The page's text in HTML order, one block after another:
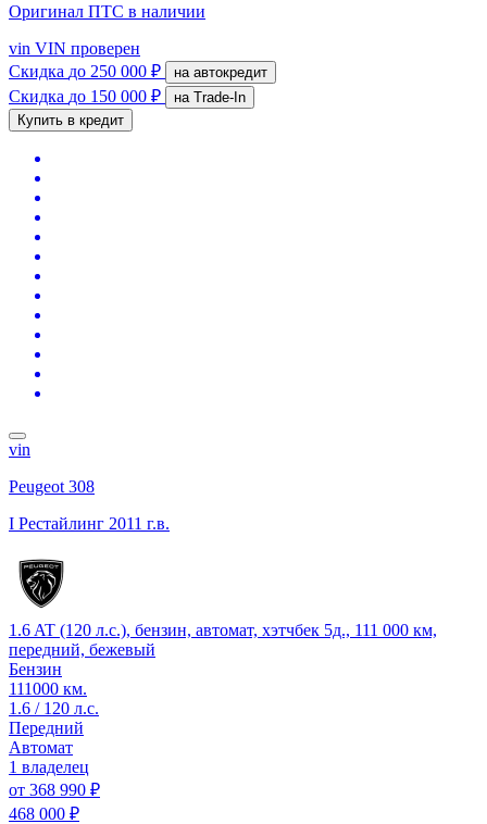
Оригинал ПТС в наличии
vin VIN проверен
Скидка до 250 000 ₽ на автокредит
Скидка до 150 000 ₽
на Trade-In
Купить в кредит
vin
Peugeot 308
I Рестайлинг 2011 г.в.
1.6 AT (120 л.с.), бензин, автомат, хэтчбек 5д., 111 000 км,
передний, бежевый
Бензин
111000 км.
1.6 / 120 л.с.
Передний
Автомат
1 владелец
от 368 990 ₽
468 000 ₽